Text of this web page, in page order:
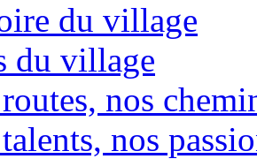
du village
du village
nos
nos